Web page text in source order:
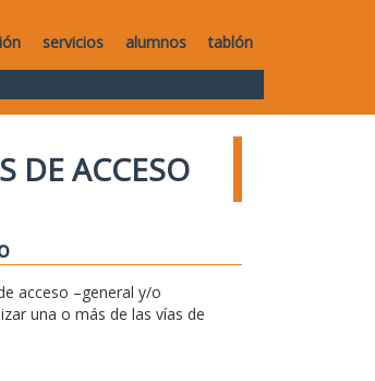
servicios alumnos tablón
DE ACCESO
acceso –general y/o
una o más de las vías de